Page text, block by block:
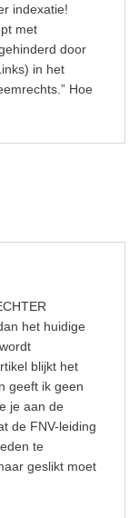
indexatie!
met
door
in het
Hoe
het huidige
blijkt het
geeft ik geen
je aan de
de FNV-leiding
te
geslikt moet